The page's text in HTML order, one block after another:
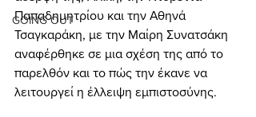
GOING OUT
Παπαδημητρίου και την Αθηνά
Τσαγκαράκη, με την Μαίρη Συνατσάκη
αναφέρθηκε σε μια σχέση της από το
παρελθόν και το πώς την έκανε να
λειτουργεί η έλλειψη εμπιστοσύνης.